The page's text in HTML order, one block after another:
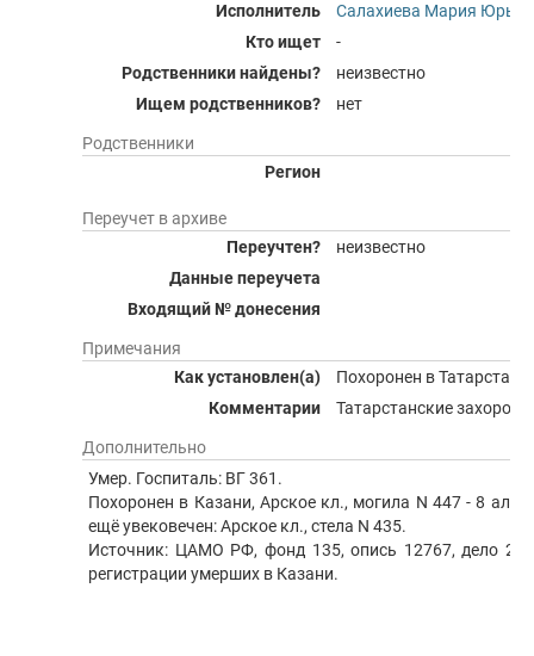
Исполнитель
Салахиева Мария
Кто ищет
-
Родственники найдены?
неизвестно
Ищем родственников?
нет
Родственники
Регион
Переучет в архиве
Переучтен?
неизвестно
Данные переучета
Входящий № донесения
Примечания
Как установлен(а)
Похоронен в Татарстане.
Комментарии
Татарстанские
Дополнительно
Умер. Госпиталь: ВГ 361.
Похоронен в Казани, Арское кл., могила N 447 - 8
ещё увековечен: Арское кл., стела N 435.
Источник: ЦАМО РФ, фонд 135, опись 12767, дело
регистрации умерших в Казани.